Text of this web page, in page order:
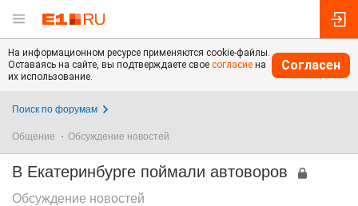
На информационном ресурсе применяются cookie-файлы.
Оставаясь на сайте, вы подтверждаете свое согласие на
их использование.
Согласен
Поиск по форумам
Общение Обсуждение новостей
В Екатеринбурге поймали автоворов
Обсуждение новостей